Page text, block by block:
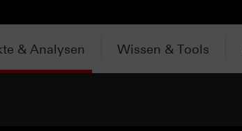
& Analysen Wissen & Tools